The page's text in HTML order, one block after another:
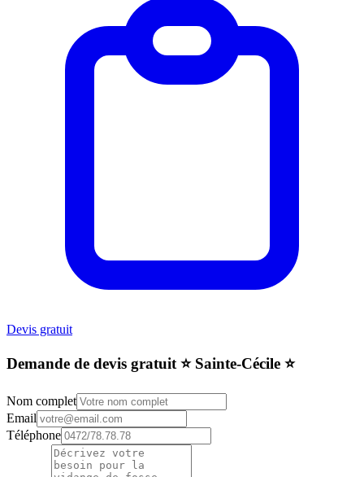
Devis gratuit
Demande de devis gratuit ⭐️ Sainte-Cécile ⭐️
Nom complet
Email
Téléphone